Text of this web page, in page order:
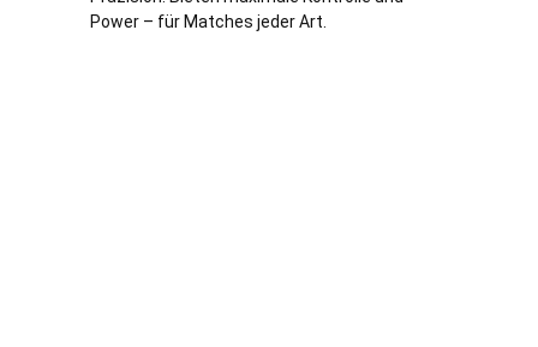
Power – für Matches jeder Art.